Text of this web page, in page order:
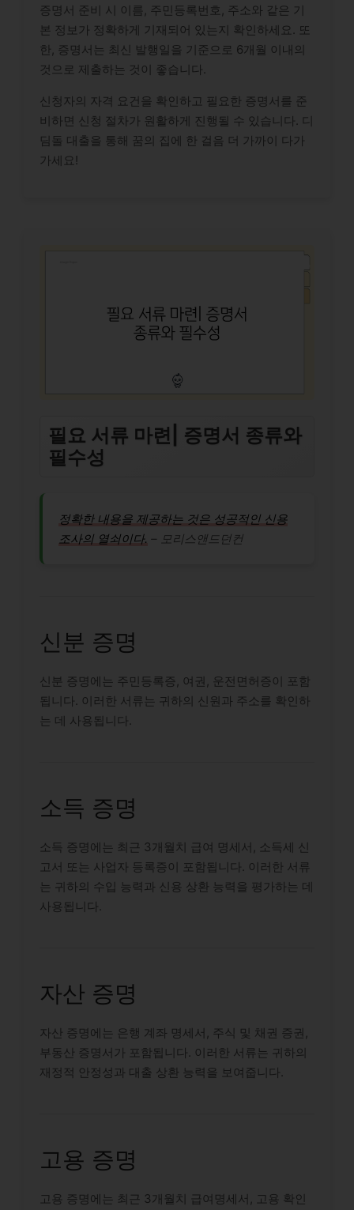
증명서 준비 시 이름, 주민등록번호, 주소와 같은 기
본 정보가 정확하게 기재되어 있는지 확인하세요. 또
한, 증명서는 최신 발행일을 기준으로 6개월 이내의
것으로 제출하는 것이 좋습니다.
신청자의 자격 요건을 확인하고 필요한 증명서를 준
비하면 신청 절차가 원활하게 진행될 수 있습니다. 디
딤돌 대출을 통해 꿈의 집에 한 걸음 더 가까이 다가
가세요!
필요 서류 마련| 증명서 종류와
필수성
정확한 내용을 제공하는 것은 성공적인 신용
조사의 열쇠이다. – 모리스앤드던컨
신분 증명
신분 증명에는 주민등록증, 여권, 운전면허증이 포함
됩니다. 이러한 서류는 귀하의 신원과 주소를 확인하
는 데 사용됩니다.
소득 증명
소득 증명에는 최근 3개월치 급여 명세서, 소득세 신
고서 또는 사업자 등록증이 포함됩니다. 이러한 서류
는 귀하의 수입 능력과 신용 상환 능력을 평가하는 데
사용됩니다.
자산 증명
자산 증명에는 은행 계좌 명세서, 주식 및 채권 증권,
부동산 증명서가 포함됩니다. 이러한 서류는 귀하의
재정적 안정성과 대출 상환 능력을 보여줍니다.
고용 증명
고용 증명에는 최근 3개월치 급여명세서, 고용 확인